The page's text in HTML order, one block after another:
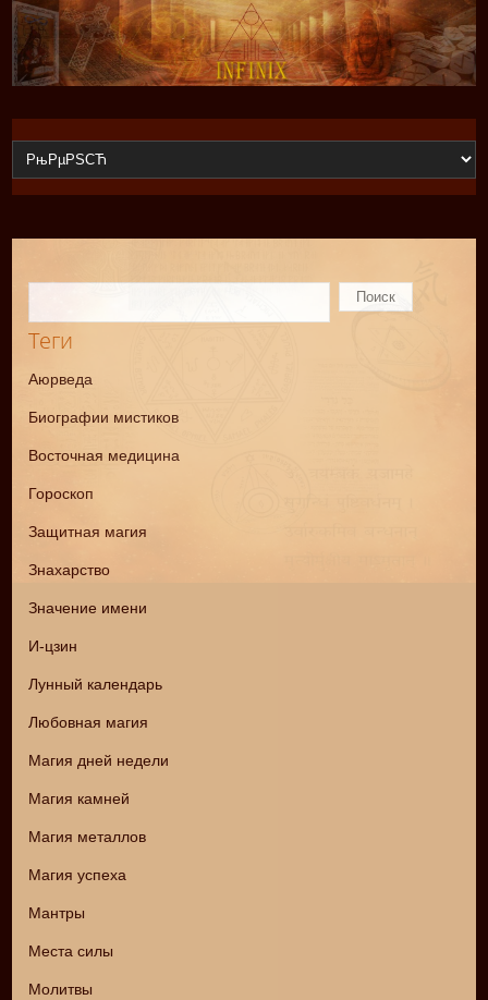
Теги
Аюрведа
Биографии мистиков
Восточная медицина
Гороскоп
Защитная магия
Знахарство
Значение имени
И-цзин
Лунный календарь
Любовная магия
Магия дней недели
Магия камней
Магия металлов
Магия успеха
Мантры
Места силы
Молитвы